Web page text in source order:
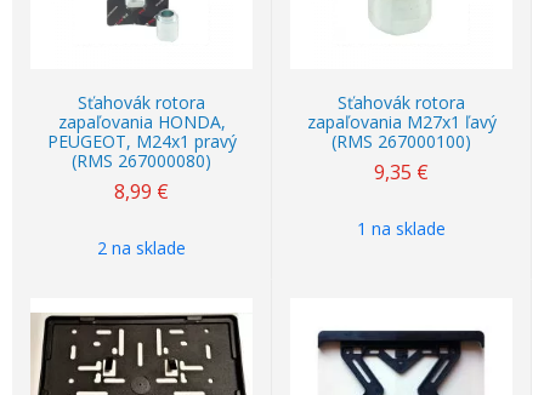
Sťahovák rotora
zapaľovania HONDA,
PEUGEOT, M24x1 pravý
(RMS 267000080)
8,99 €
2 na sklade
Sťahovák rotora
zapaľovania M27x1 ľavý
(RMS 267000100)
9,35 €
1 na sklade